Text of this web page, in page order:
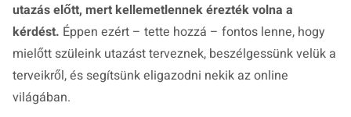
utazás előtt, mert kellemetlennek érezték volna a
kérdést. Éppen ezért – tette hozzá – fontos lenne, hogy
mielőtt szüleink utazást terveznek, beszélgessünk velük a
terveikről, és segítsünk eligazodni nekik az online
világában.